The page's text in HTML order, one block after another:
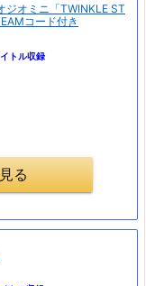
ジオミニ「TWINKLE ST
コード付き
トル収録
る